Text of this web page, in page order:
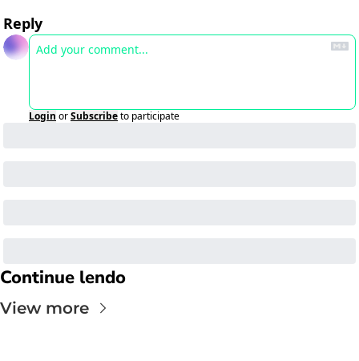
Reply
Login orSubscribeto participate
Continue lendo
View more